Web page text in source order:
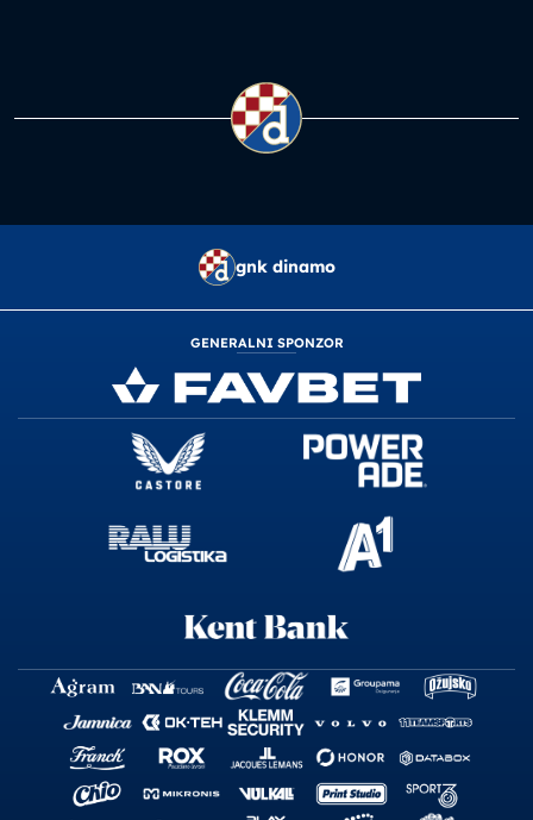
gnk dinamo
GENERALNI SPONZOR